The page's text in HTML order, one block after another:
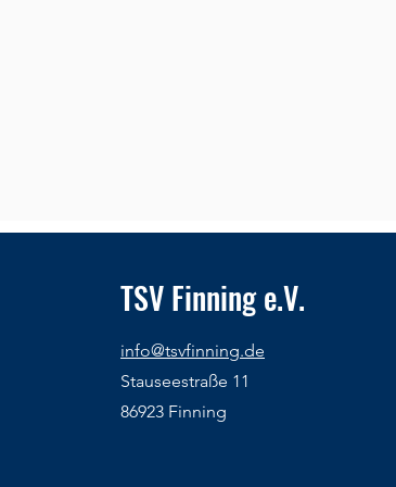
TSV Finning e.V.
info@tsvfinning.de
Stauseestraße 11
86923 Finning